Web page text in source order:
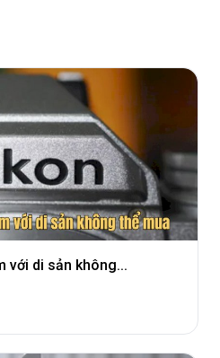
more
với di sản không...